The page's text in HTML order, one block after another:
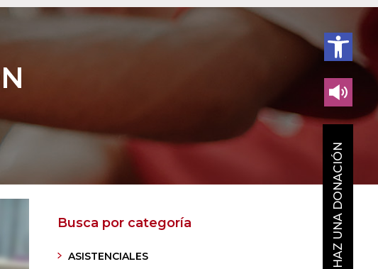
Abrir
HAZ UNA DONACIÓN
Busca por categoría
ASISTENCIALES